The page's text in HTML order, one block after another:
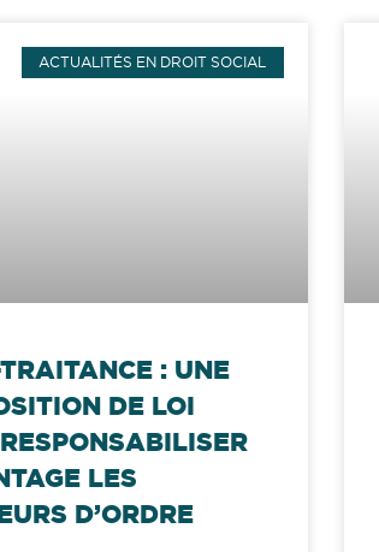
ACTUALITÉS EN DROIT SOCIAL
: UNE
DE LOI
LES
D’ORDRE